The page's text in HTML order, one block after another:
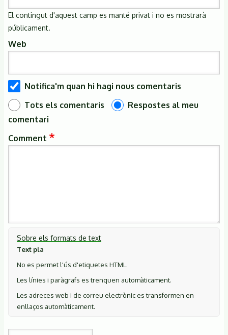
El contingut d'aquest camp es manté privat i no es mostrarà
públicament.
Web
Notifica'm quan hi hagi nous comentaris
Tots els comentaris
Respostes al meu
comentari
Comment
Sobre els formats de text
Text pla
No es permet l'ús d'etiquetes HTML.
Les línies i paràgrafs es trenquen automàticament.
Les adreces web i de correu electrònic es transformen en
enllaços automàticament.